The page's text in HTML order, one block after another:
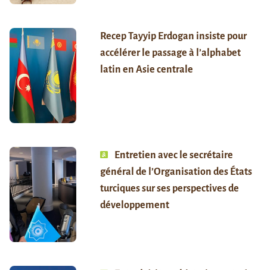
Recep Tayyip Erdogan insiste pour
accélérer le passage à l’alphabet
latin en Asie centrale
Entretien avec le secrétaire
général de l’Organisation des États
turciques sur ses perspectives de
développement